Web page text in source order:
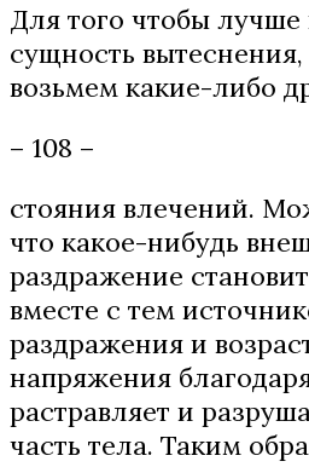
Для того чтобы лучше
сущность
возьмем какие-либо
– 108 –
стояния влечений.
что какое-нибудь
раздражение
вместе с тем
раздражения и
напряжения
растравляет и
часть тела. Таким